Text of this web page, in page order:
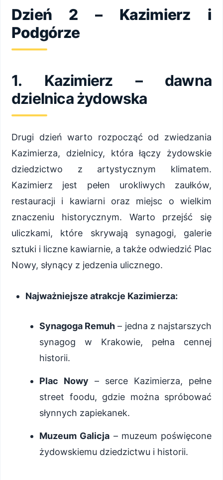
Dzień 2 – Kazimierz i
Podgórze
1. Kazimierz – dawna
dzielnica żydowska
Drugi dzień warto rozpocząć od zwiedzania
Kazimierza, dzielnicy, która łączy żydowskie
dziedzictwo z artystycznym klimatem.
Kazimierz jest pełen urokliwych zaułków,
restauracji i kawiarni oraz miejsc o wielkim
znaczeniu historycznym. Warto przejść się
uliczkami, które skrywają synagogi, galerie
sztuki i liczne kawiarnie, a także odwiedzić Plac
Nowy, słynący z jedzenia ulicznego.
Najważniejsze atrakcje Kazimierza:
Synagoga Remuh – jedna z najstarszych
synagog w Krakowie, pełna cennej
historii.
Plac Nowy – serce Kazimierza, pełne
street foodu, gdzie można spróbować
słynnych zapiekanek.
Muzeum Galicja – muzeum poświęcone
żydowskiemu dziedzictwu i historii.